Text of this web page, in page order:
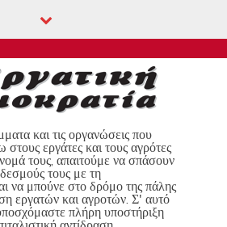
και τις οργανώσεις που
στους εργάτες και τους αγρότες
τους, απαιτούμε να σπάσουν
τους με τη
να μπούνε στο δρόμο της πάλης
εργατών και αγροτών. Σ' αυτό
πλήρη υποστήριξη